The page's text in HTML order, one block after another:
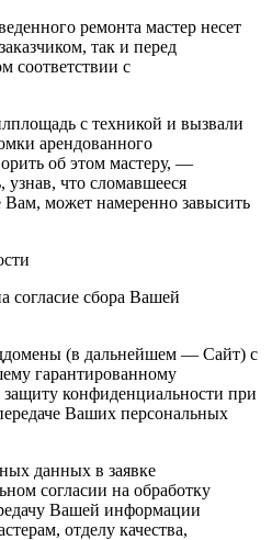
ремонта мастер несет
так и перед
соответствии с
с техникой и вызвали
арендованного
об этом мастеру, —
что сломавшееся
Вам, может намеренно завысить
сбора Вашей
(в дальнейшем — Сайт) с
гарантированному
защиту конфиденциальности при
Ваших персональных
данных в заявке
согласии на обработку
Вашей информации
отделу качества,